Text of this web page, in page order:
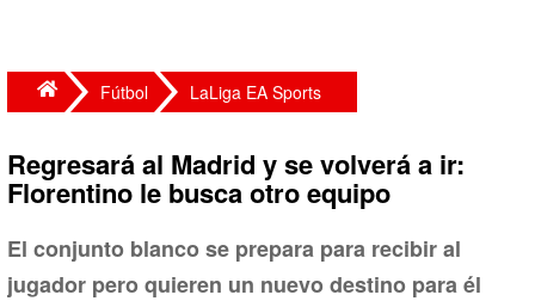
Fútbol LaLiga EA Sports
Regresará al Madrid y se volverá a ir:
Florentino le busca otro equipo
El conjunto blanco se prepara para recibir al
jugador pero quieren un nuevo destino para él